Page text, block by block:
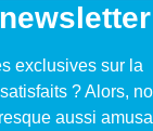
exclusives sur la
? Alors,
aussi